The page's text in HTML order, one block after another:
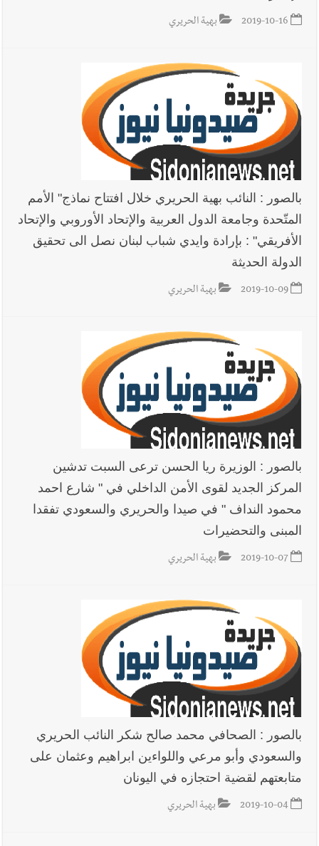
2019-10-16 بهية الحريري
بالصور : النائب بهية الحريري خلال افتتاح نماذج" الأمم
المتّحدة وجامعة الدول العربية والإتحاد الأوروبي والإتحاد
الأفريقي" : بإرادة وايدي شباب لبنان نصل الى تحقيق
الدولة الحديثة
2019-10-09 بهية الحريري
بالصور : الوزيرة ريا الحسن ترعى السبت تدشين
المركز الجديد لقوى الأمن الداخلي في " شارع احمد
محمود النداف " في صيدا والحريري والسعودي تفقدا
المبنى والتحضيرات
2019-10-07 بهية الحريري
بالصور : الصحافي محمد صالح شكر النائب الحريري
والسعودي وأبو مرعي واللواءين ابراهيم وعثمان على
متابعتهم لقضية احتجازه في اليونان
2019-10-04 بهية الحريري